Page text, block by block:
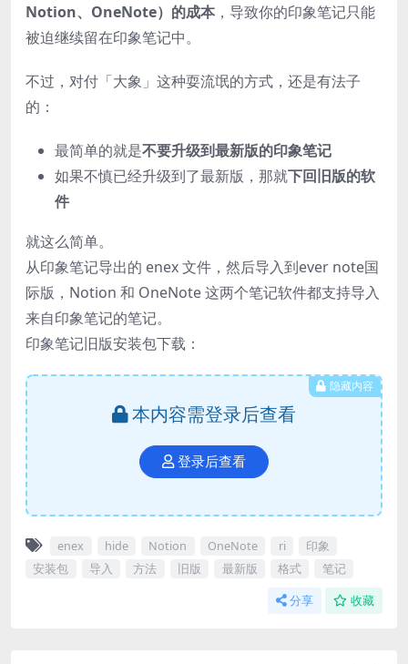
Notion、OneNote）的成本，导致你的印象笔记只能
被迫继续留在印象笔记中。
不过，对付「大象」这种耍流氓的方式，还是有法子
的：
最简单的就是不要升级到最新版的印象笔记
如果不慎已经升级到了最新版，那就下回旧版的软
件
就这么简单。
从印象笔记导出的 enex 文件，然后导入到ever note国
际版，Notion 和 OneNote 这两个笔记软件都支持导入
来自印象笔记的笔记。
印象笔记旧版安装包下载：
隐藏内容
本内容需登录后查看
登录后查看
enex hide Notion OneNote ri
印象
安装包
导入 方法 旧版 最新版 格式 笔记
分享 收藏